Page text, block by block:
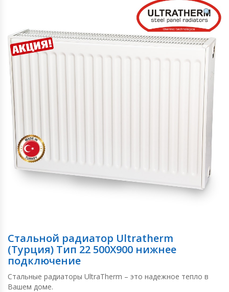
Стальной радиатор Ultratherm
(Турция) Тип 22 500Х900 нижнее
подключение
Стальные радиаторы UltraTherm – это надежное тепло в
Вашем доме.